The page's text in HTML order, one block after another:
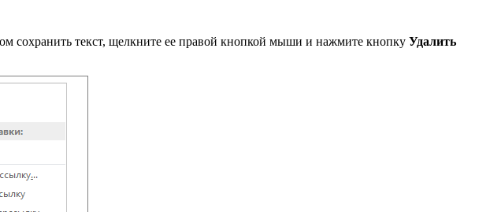
сохранить текст, щелкните ее правой кнопкой мыши и нажмите кнопку Удалить